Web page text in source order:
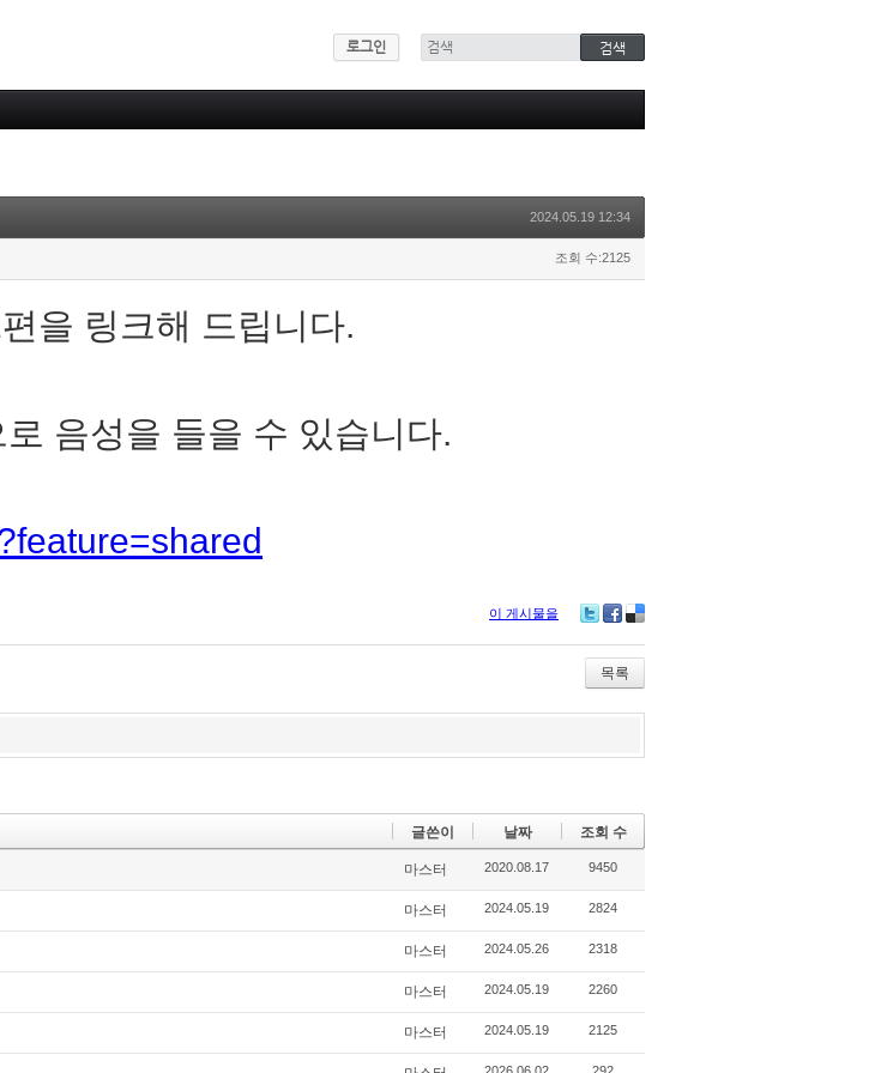
로그인
2024.05.19 12:34
조회 수:2125
을 링크해 드립니다.
음성을 들을 수 있습니다.
이 게시물을
bo
ok
ou
s
목록
글쓴이 날짜 조회 수
마스터 2020.08.17 9450
마스터 2024.05.19 2824
마스터 2024.05.26 2318
마스터 2024.05.19 2260
마스터 2024.05.19 2125